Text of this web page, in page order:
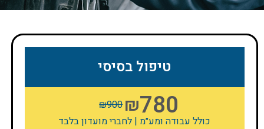
טיפול בסיסי
₪900₪780
כולל עבודה ומע״מ | לחברי מועדון בלבד